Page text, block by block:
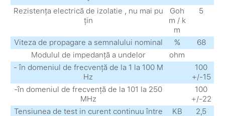
Rezistența electrică de izolatie , nu mai pu
țin
Goh
m / k
m
5
Viteza de propagare a semnalului nominal %
68
Modulul de impedanță a undelor
ohm
- în domeniul de frecvență de la 1 la 100 M
Hz
100
+/-15
-în domeniul de frecvență de la 101 la 250
MHz
100
+/-22
Tensiunea de test in curent continuu între
KB 2,5